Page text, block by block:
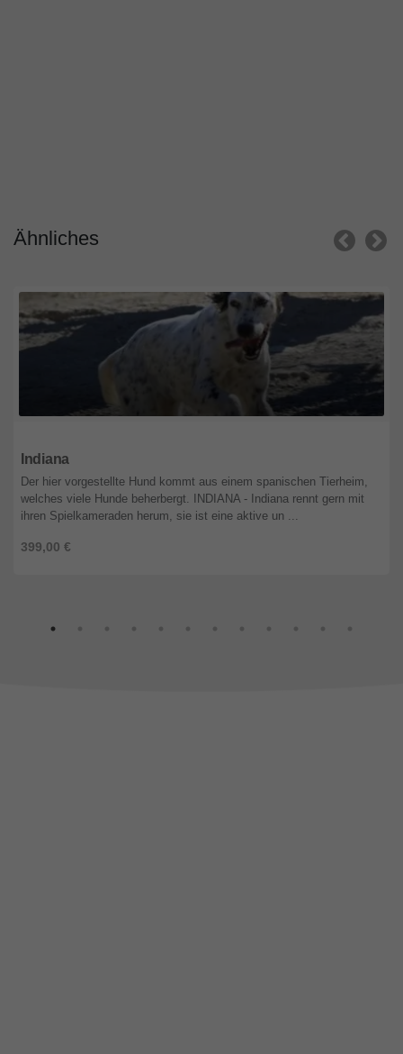
Ähnliches
Indiana
399,00 €
Der hier vorgestellte Hund kommt aus einem spanischen Tierheim,
welches viele Hunde beherbergt. INDIANA - Indiana rennt gern mit
ihren Spielkameraden herum, sie ist eine aktive un ...